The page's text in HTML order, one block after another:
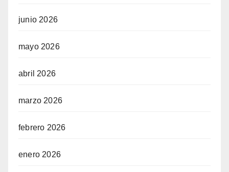
junio 2026
mayo 2026
abril 2026
marzo 2026
febrero 2026
enero 2026